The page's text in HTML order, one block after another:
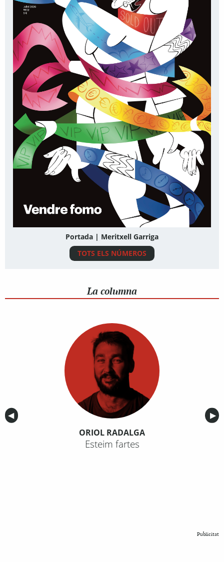
Portada | Meritxell Garriga
TOTS ELS NÚMEROS
La columna
Anterior
◀︎ ▶︎
ORIOL RADALGA
Esteim fartes
Publicitat